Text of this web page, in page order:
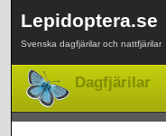
Lepidoptera.se
Svenska dagfjärilar och nattfjärilar
Dagfjärilar